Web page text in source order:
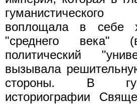
гуманистического
воплощала в себе
"среднего века"
политический
вызывала
стороны. В
историографии